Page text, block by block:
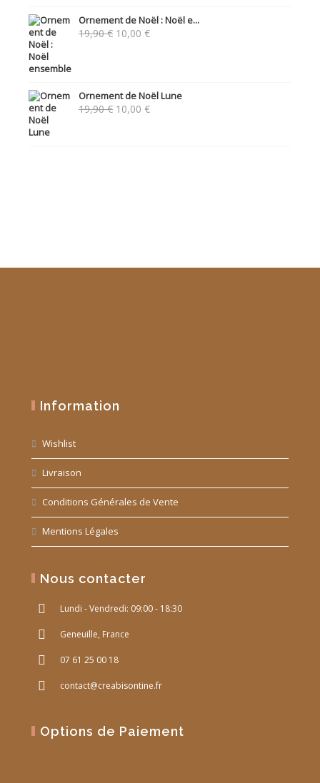
Ornement de Noël : Noël e...
19,90€ Le
10,00 €Le
Ornement de Noël Lune
19,90€ Le
10,00 €Le
Information
Wishlist
Livraison
Conditions Générales de Vente
Mentions Légales
Nous contacter
Lundi - Vendredi: 09:00 - 18:30
Geneuille, France
07 61 25 00 18
contact@creabisontine.fr
Options de Paiement